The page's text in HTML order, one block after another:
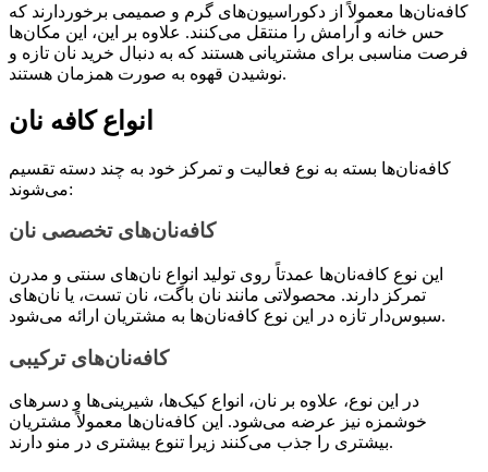
کافه‌نان‌ها معمولاً از دکوراسیون‌های گرم و صمیمی برخوردارند که
حس خانه و آرامش را منتقل می‌کنند. علاوه بر این، این مکان‌ها
فرصت مناسبی برای مشتریانی هستند که به دنبال خرید نان تازه و
نوشیدن قهوه به صورت همزمان هستند.
انواع کافه‌ نان
کافه‌نان‌ها بسته به نوع فعالیت و تمرکز خود به چند دسته تقسیم
می‌شوند:
کافه‌نان‌های تخصصی نان
این نوع کافه‌نان‌ها عمدتاً روی تولید انواع نان‌های سنتی و مدرن
تمرکز دارند. محصولاتی مانند نان باگت، نان تست، یا نان‌های
سبوس‌دار تازه در این نوع کافه‌نان‌ها به مشتریان ارائه می‌شود.
کافه‌نان‌های ترکیبی
در این نوع، علاوه بر نان، انواع کیک‌ها، شیرینی‌ها و دسرهای
خوشمزه نیز عرضه می‌شود. این کافه‌نان‌ها معمولاً مشتریان
بیشتری را جذب می‌کنند زیرا تنوع بیشتری در منو دارند.